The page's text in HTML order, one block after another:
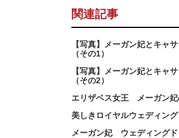
関連記事
【写真】メーガン妃とキャ
（その1）
【写真】メーガン妃とキャ
（その2）
エリザベス女王 メーガン
美しきロイヤルウェディン
メーガン妃 ウェディング